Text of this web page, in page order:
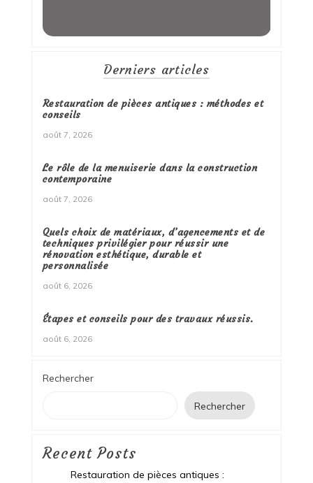
Derniers articles
Restauration de pièces antiques : méthodes et
conseils
août 7, 2026
Le rôle de la menuiserie dans la construction
contemporaine
août 7, 2026
Quels choix de matériaux, d’agencements et de
techniques privilégier pour réussir une
rénovation esthétique, durable et
personnalisée
août 6, 2026
Étapes et conseils pour des travaux réussis.
août 6, 2026
Rechercher
Rechercher
Recent Posts
Restauration de pièces antiques :